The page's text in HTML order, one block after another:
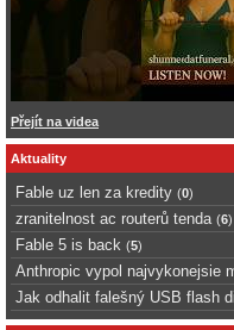
Přejít na videa
Aktuality
Fable uz len za kredity (0)
zranitelnost ac routerů tenda (6)
Fable 5 is back (5)
Anthropic vypol najvykonejsie
Jak odhalit falešný USB flash